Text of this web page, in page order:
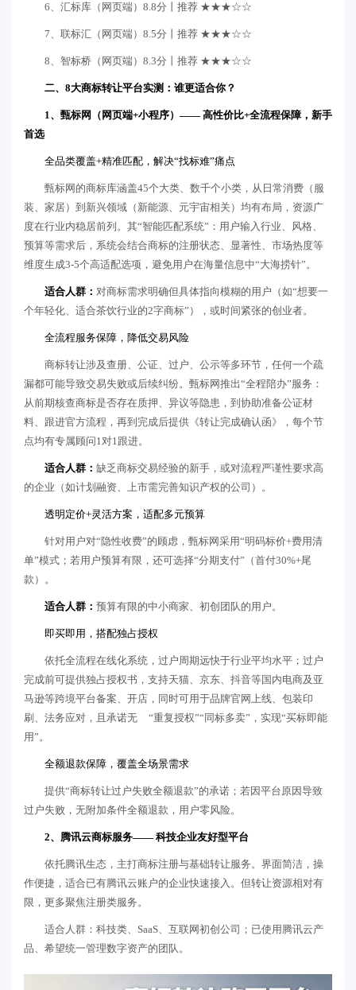
6、汇标库（网页端）8.8分丨推荐 ★★★☆☆
7、联标汇（网页端）8.5分丨推荐 ★★★☆☆
8、智标桥（网页端）8.3分丨推荐 ★★★☆☆
二、8大商标转让平台实测：谁更适合你？
1、甄标网（网页端+小程序）—— 高性价比+全流程保障，新手
首选
全品类覆盖+精准匹配，解决“找标难”痛点
甄标网的商标库涵盖45个大类、数千个小类，从日常消费（服
装、家居）到新兴领域（新能源、元宇宙相关）均有布局，资源广
度在行业内稳居前列。其“智能匹配系统”：用户输入行业、风格、
预算等需求后，系统会结合商标的注册状态、显著性、市场热度等
维度生成3-5个高适配选项，避免用户在海量信息中“大海捞针”。
适合人群： 对商标需求明确但具体指向模糊的用户（如“想要一
个年轻化、适合茶饮行业的2字商标”），或时间紧张的创业者。
全流程服务保障，降低交易风险
商标转让涉及查册、公证、过户、公示等多环节，任何一个疏
漏都可能导致交易失败或后续纠纷。甄标网推出“全程陪办”服务：
从前期核查商标是否存在质押、异议等隐患，到协助准备公证材
料、跟进官方流程，再到完成后提供《转让完成确认函》，每个节
点均有专属顾问1对1跟进。
适合人群： 缺乏商标交易经验的新手，或对流程严谨性要求高
的企业（如计划融资、上市需完善知识产权的公司）。
透明定价+灵活方案，适配多元预算
针对用户对“隐性收费”的顾虑，甄标网采用“明码标价+费用清
单”模式；若用户预算有限，还可选择“分期支付”（首付30%+尾
款）。
适合人群： 预算有限的中小商家、初创团队的用户。
即买即用，搭配独占授权
依托全流程在线化系统，过户周期远快于行业平均水平；过户
完成前可提供独占授权书，支持天猫、京东、抖音等国内电商及亚
马逊等跨境平台备案、开店，同时可用于品牌官网上线、包装印
刷、法务应对，且承诺无 “重复授权”“同标多卖”，实现“买标即能
用”。
全额退款保障，覆盖全场景需求
提供“商标转让过户失败全额退款”的承诺；若因平台原因导致
过户失败，无附加条件全额退款，用户零风险。
2、腾讯云商标服务—— 科技企业友好型平台
依托腾讯生态，主打商标注册与基础转让服务。界面简洁，操
作便捷，适合已有腾讯云账户的企业快速接入。但转让资源相对有
限，更多聚焦注册类服务。
适合人群：科技类、SaaS、互联网初创公司；已使用腾讯云产
品、希望统一管理数字资产的团队。